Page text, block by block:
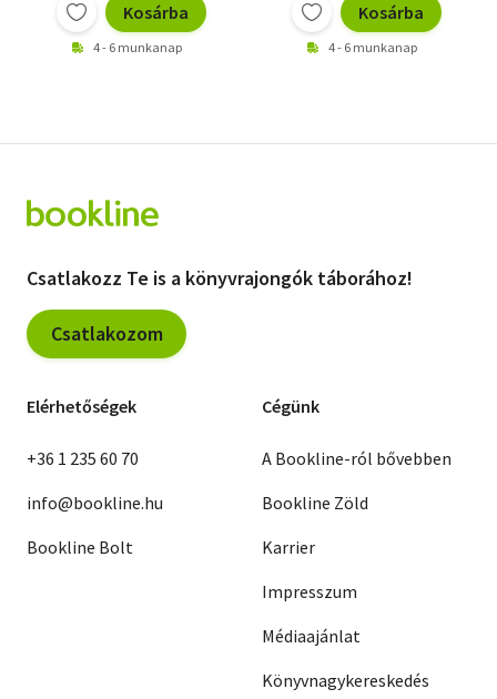
Kosárba
4 - 6 munkanap
Kosárba
4 - 6 munkanap
Csatlakozz Te is a könyvrajongók táborához!
Csatlakozom
Elérhetőségek
+36 1 235 60 70
info@bookline.hu
Bookline Bolt
Cégünk
A Bookline-ról bővebben
Bookline Zöld
Karrier
Impresszum
Médiaajánlat
Könyvnagykereskedés